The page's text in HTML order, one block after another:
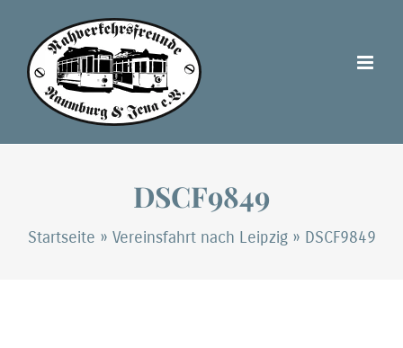
Inhalt
springen
DSCF9849
Startseite » Vereinsfahrt nach Leipzig» DSCF9849